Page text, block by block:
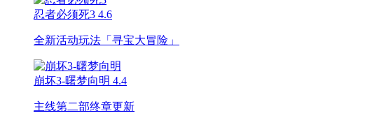
忍者必须死3 4.6
全新活动玩法「寻宝大冒险」
崩坏3-曙梦向明 4.4
主线第二部终章更新